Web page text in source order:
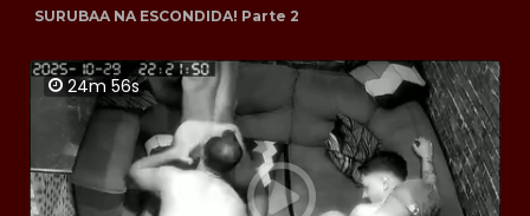
SURUBAA NA ESCONDIDA! Parte 2
24m 56s